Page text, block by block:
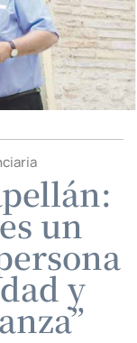
un
y